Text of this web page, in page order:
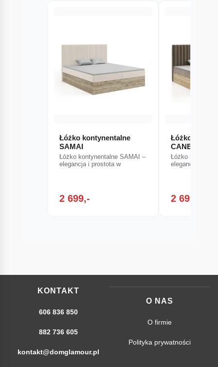
Łóżko kontynentalne
SAMAI
Łóżko kontynentalne SAMAI –
elegancja i prostota w
2 699,-
Łóżko
CANE
Łóżko
elegancja i
2 699,-
KONTAKT
606 836 850
882 736 605
kontakt@domglamour.pl
O NAS
O firmie
Polityka prywatności